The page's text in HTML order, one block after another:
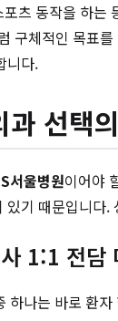
츠 동작을 하는
구체적인 목표
니다.
과 선택
S서울병원이어야
기 때문입니다.
1:1 전담
하나는 바로 환